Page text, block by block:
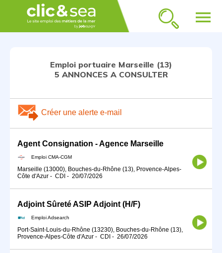
menu
Emploi portuaire Marseille (13)
5 ANNONCES A CONSULTER
Créer une alerte e-mail
Agent Consignation - Agence Marseille
Emploi CMA-CGM
Marseille (13000), Bouches-du-Rhône (13), Provence-Alpes-
Côte d'Azur - CDI - 20/07/2026
Adjoint Sûreté ASIP Adjoint (H/F)
Emploi Adsearch
Port-Saint-Louis-du-Rhône (13230), Bouches-du-Rhône (13),
Provence-Alpes-Côte d'Azur - CDI - 26/07/2026